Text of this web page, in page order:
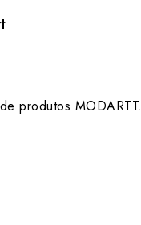
produtos MODARTT.